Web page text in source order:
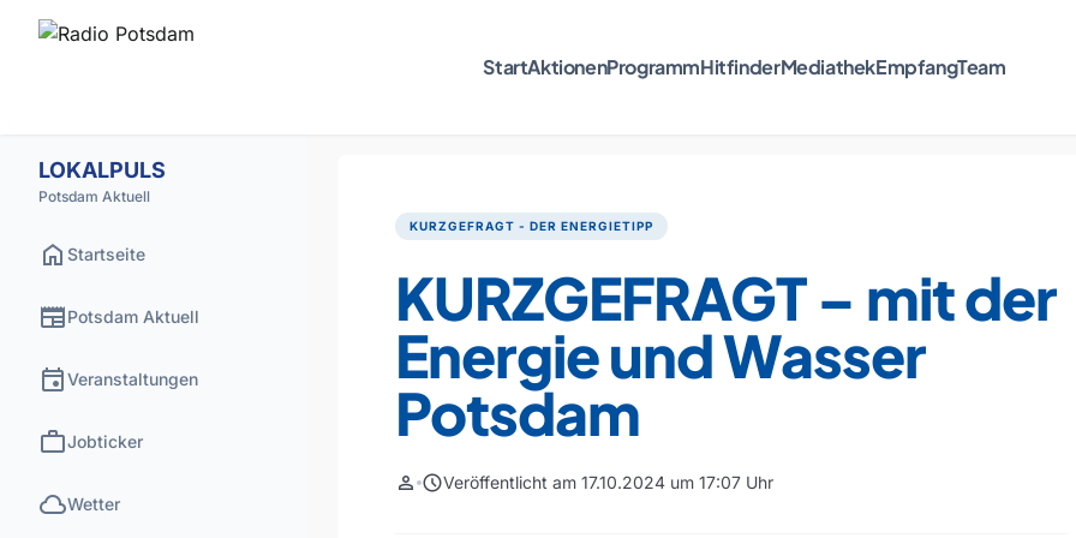
StartAktionenProgrammHitfinderMediathekEmpfangTeam
LOKALPULS
Potsdam Aktuell
home Startseite
newspaperPotsdam Aktuell
eventVeranstaltungen
workJobticker
cloudWetter
KURZGEFRAGT - DER ENERGIETIPP
KURZGEFRAGT – mit der
Energie und Wasser
Potsdam
person scheduleVeröffentlicht am 17.10.2024 um 17:07 Uhr